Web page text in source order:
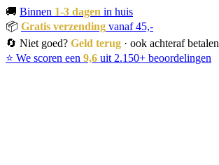
🚚 Binnen 1-3 dagen in huis
📦 Gratis verzending vanaf 45,-
🔄 Niet goed? Geld terug · ook achteraf betalen
⭐ We scoren een 9,6 uit 2.150+ beoordelingen